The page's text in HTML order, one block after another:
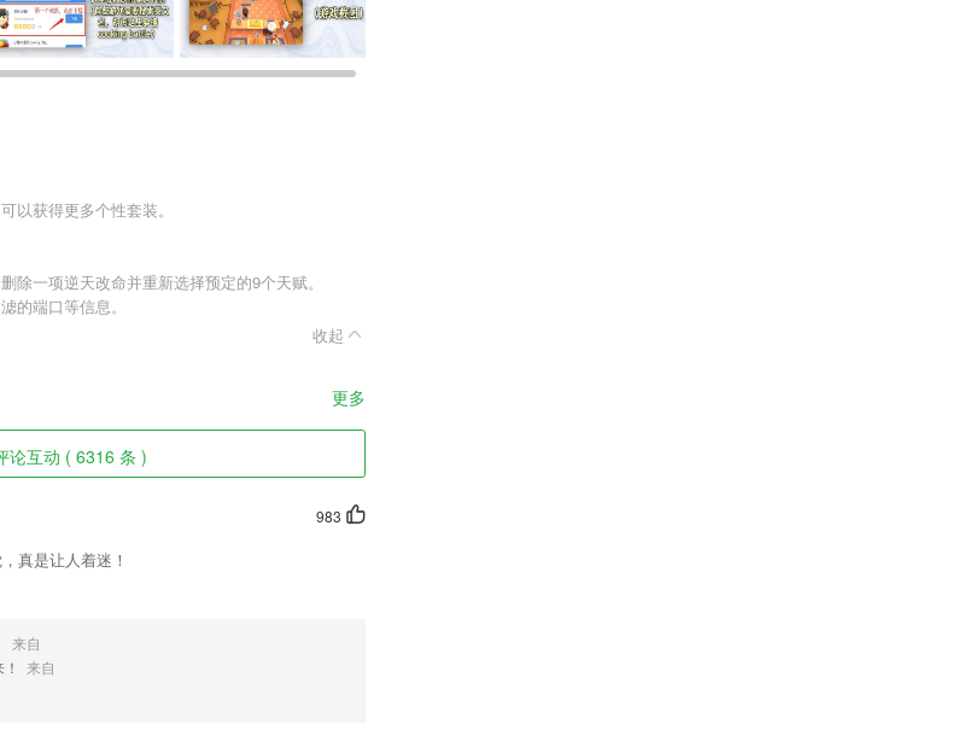
以获得更多个性套装。
一项逆天改命并重新选择预定的9个天赋。
的端口等信息。
收起
更多
论互动 ( 6316 条 )
983
真是让人着迷！
来自
来自